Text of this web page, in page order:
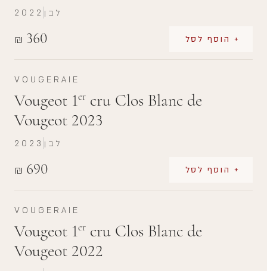
₪ 360 + הוסף לסל
2022 לבן
VOUGERAIE
Vougeot 1er cru Clos Blanc de
Vougeot 2023
₪ 690 + הוסף לסל
2023 לבן
VOUGERAIE
Vougeot 1er cru Clos Blanc de
Vougeot 2022